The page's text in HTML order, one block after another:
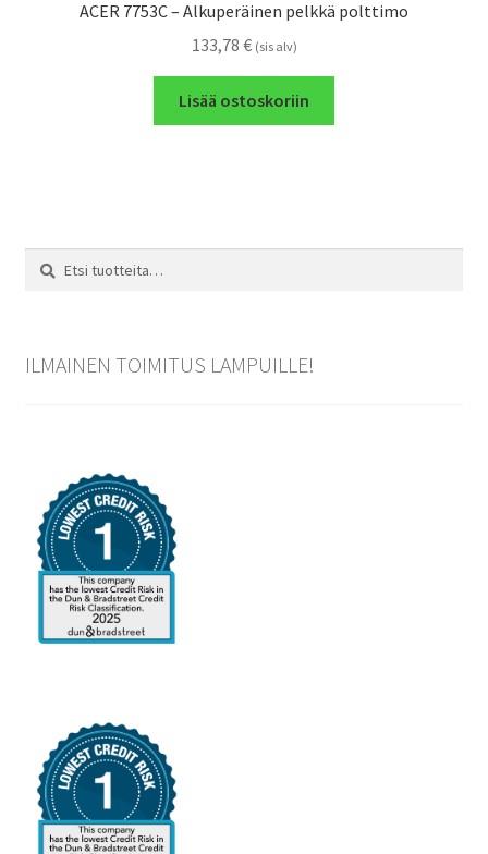
ACER 7753C – Alkuperäinen pelkkä polttimo
133,78 € (sis alv)
Lisää ostoskoriin
Etsi:
Haku
ILMAINEN TOIMITUS LAMPUILLE!